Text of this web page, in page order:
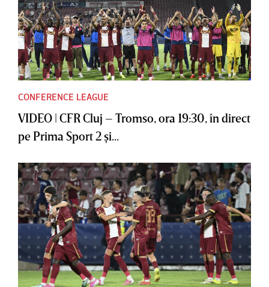
CONFERENCE LEAGUE
VIDEO | CFR Cluj – Tromso, ora 19:30, în direct
pe Prima Sport 2 şi...